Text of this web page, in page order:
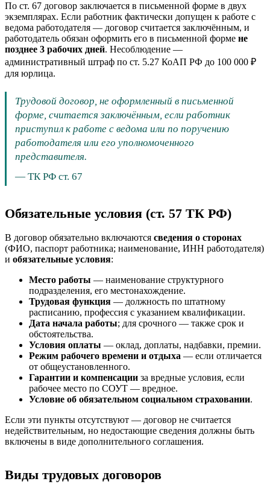
По ст. 67 договор заключается в письменной форме в двух
экземплярах. Если работник фактически допущен к работе с
ведома работодателя — договор считается заключённым, и
работодатель обязан оформить его в письменной форме не
позднее 3 рабочих дней. Несоблюдение —
административный штраф по ст. 5.27 КоАП РФ до 100 000 ₽
для юрлица.
Трудовой договор, не оформленный в письменной
форме, считается заключённым, если работник
приступил к работе с ведома или по поручению
работодателя или его уполномоченного
представителя.
— ТК РФ ст. 67
Обязательные условия (ст. 57 ТК РФ)
В договор обязательно включаются сведения о сторонах
(ФИО, паспорт работника; наименование, ИНН работодателя)
и обязательные условия:
Место работы — наименование структурного
подразделения, его местонахождение.
Трудовая функция — должность по штатному
расписанию, профессия с указанием квалификации.
Дата начала работы; для срочного — также срок и
обстоятельства.
Условия оплаты — оклад, доплаты, надбавки, премии.
Режим рабочего времени и отдыха — если отличается
от общеустановленного.
Гарантии и компенсации за вредные условия, если
рабочее место по СОУТ — вредное.
Условие об обязательном социальном страховании.
Если эти пункты отсутствуют — договор не считается
недействительным, но недостающие сведения должны быть
включены в виде дополнительного соглашения.
Виды трудовых договоров